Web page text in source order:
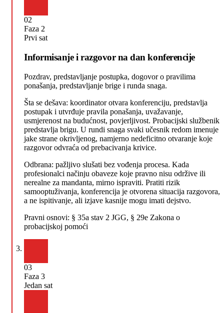
02
Faza 2
Prvi sat
Informisanje i razgovor na dan konferencije
Pozdrav, predstavljanje postupka, dogovor o pravilima
ponašanja, predstavljanje brige i runda snaga.
Šta se dešava: koordinator otvara konferenciju, predstavlja
postupak i utvrđuje pravila ponašanja, uvažavanje,
usmjerenost na budućnost, povjerljivost. Probacijski službenik
predstavlja brigu. U rundi snaga svaki učesnik redom imenuje
jake strane okrivljenog, namjerno nedeficitno otvaranje koje
razgovor odvraća od prebacivanja krivice.
Odbrana: pažljivo slušati bez vođenja procesa. Kada
profesionalci načinju obaveze koje pravno nisu održive ili
nerealne za mandanta, mirno ispraviti. Pratiti rizik
samooptuživanja, konferencija je otvorena situacija razgovora,
a ne ispitivanje, ali izjave kasnije mogu imati dejstvo.
Pravni osnovi: § 35a stav 2 JGG, § 29e Zakona o
probacijskoj pomoći
03
Faza 3
Jedan sat